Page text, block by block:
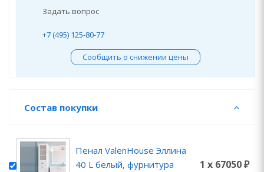
Задать вопрос
+7 (495) 125-80-77
Сообщить о снижении цены
Состав покупки
Пенал ValenHouse Эллина
40 L белый, фурнитура
1 x 67050 ₽